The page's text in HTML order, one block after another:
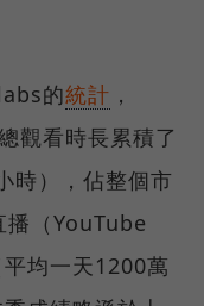
的統計 ，
觀看時長累積了
時），佔整個市
（YouTube
均一天1200萬